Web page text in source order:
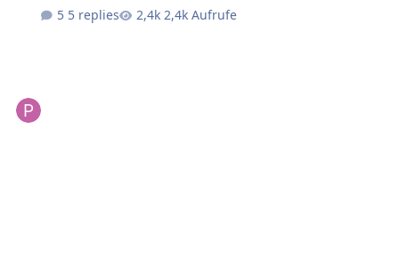
5 replies
2,4k Aufrufe